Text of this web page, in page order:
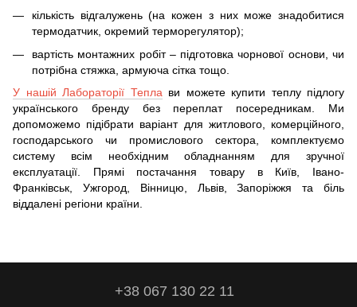
кількість відгалужень (на кожен з них може знадобитися
термодатчик, окремий терморегулятор);
вартість монтажних робіт – підготовка чорнової основи, чи
потрібна стяжка, армуюча сітка тощо.
У нашій Лабораторії Тепла ви можете купити теплу підлогу
українського бренду без переплат посередникам. Ми
допоможемо підібрати варіант для житлового, комерційного,
господарського чи промислового сектора, комплектуємо
систему всім необхідним обладнанням для зручної
експлуатації. Прямі постачання товару в Київ, Івано-
Франківськ, Ужгород, Вінницю, Львів, Запоріжжя та біль
віддалені регіони країни.
+38 067 130 22 11